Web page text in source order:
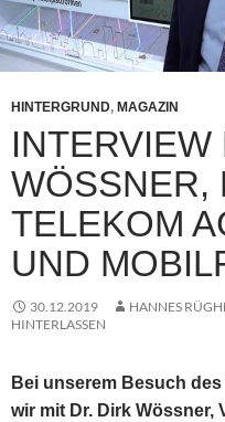
HINTERGRUND, MAGAZIN
INTERVIEW
WÖSSNER,
TELEKOM
UND
30.12.2019 HANNES
HINTERLASSEN
Bei unserem Besuch
wir mit Dr. Dirk Wössner,